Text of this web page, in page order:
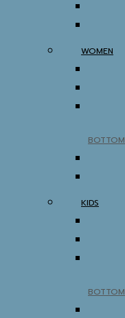
WOMEN
BOTTOM
KIDS
BOTTOM